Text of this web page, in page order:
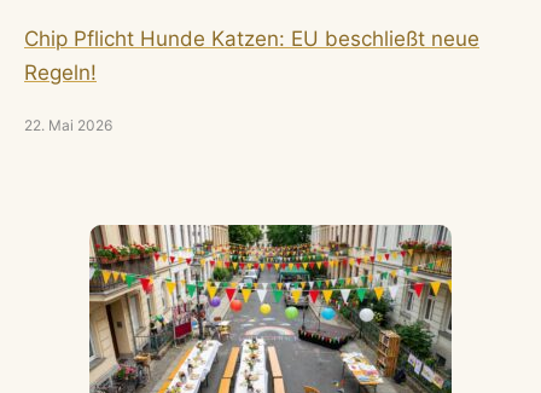
Chip Pflicht Hunde Katzen: EU beschließt neue
Regeln!
22. Mai 2026